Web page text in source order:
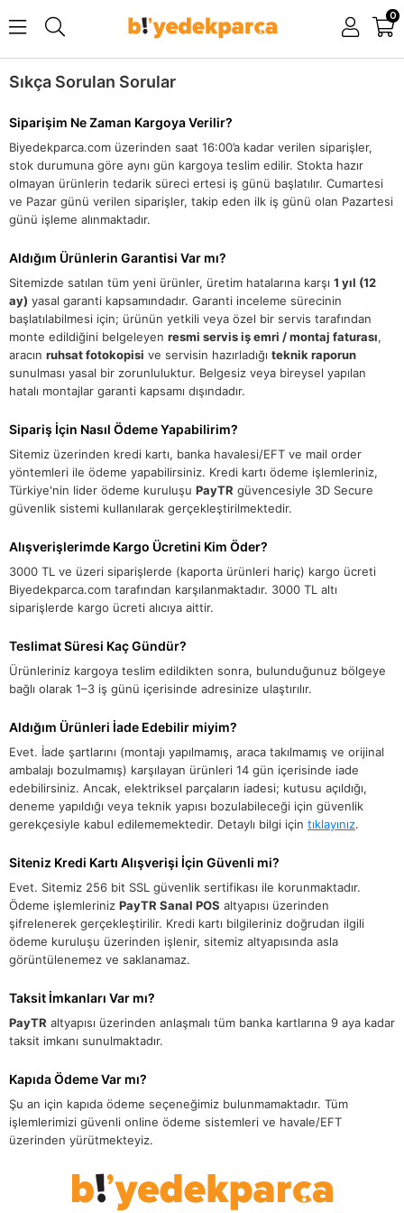
0
Sıkça Sorulan Sorular
Siparişim Ne Zaman Kargoya Verilir?
Biyedekparca.com üzerinden saat 16:00’a kadar verilen siparişler,
stok durumuna göre aynı gün kargoya teslim edilir. Stokta hazır
olmayan ürünlerin tedarik süreci ertesi iş günü başlatılır. Cumartesi
ve Pazar günü verilen siparişler, takip eden ilk iş günü olan Pazartesi
günü işleme alınmaktadır.
Aldığım Ürünlerin Garantisi Var mı?
Sitemizde satılan tüm yeni ürünler, üretim hatalarına karşı 1 yıl (12
ay) yasal garanti kapsamındadır. Garanti inceleme sürecinin
başlatılabilmesi için; ürünün yetkili veya özel bir servis tarafından
monte edildiğini belgeleyen resmi servis iş emri / montaj faturası,
aracın ruhsat fotokopisi ve servisin hazırladığı teknik raporun
sunulması yasal bir zorunluluktur. Belgesiz veya bireysel yapılan
hatalı montajlar garanti kapsamı dışındadır.
Sipariş İçin Nasıl Ödeme Yapabilirim?
Sitemiz üzerinden kredi kartı, banka havalesi/EFT ve mail order
yöntemleri ile ödeme yapabilirsiniz. Kredi kartı ödeme işlemleriniz,
Türkiye'nin lider ödeme kuruluşu PayTR güvencesiyle 3D Secure
güvenlik sistemi kullanılarak gerçekleştirilmektedir.
Alışverişlerimde Kargo Ücretini Kim Öder?
3000 TL ve üzeri siparişlerde (kaporta ürünleri hariç) kargo ücreti
Biyedekparca.com tarafından karşılanmaktadır. 3000 TL altı
siparişlerde kargo ücreti alıcıya aittir.
Teslimat Süresi Kaç Gündür?
Ürünleriniz kargoya teslim edildikten sonra, bulunduğunuz bölgeye
bağlı olarak 1–3 iş günü içerisinde adresinize ulaştırılır.
Aldığım Ürünleri İade Edebilir miyim?
Evet. İade şartlarını (montajı yapılmamış, araca takılmamış ve orijinal
ambalajı bozulmamış) karşılayan ürünleri 14 gün içerisinde iade
edebilirsiniz. Ancak, elektriksel parçaların iadesi; kutusu açıldığı,
deneme yapıldığı veya teknik yapısı bozulabileceği için güvenlik
gerekçesiyle kabul edilememektedir. Detaylı bilgi için tıklayınız.
Siteniz Kredi Kartı Alışverişi İçin Güvenli mi?
Evet. Sitemiz 256 bit SSL güvenlik sertifikası ile korunmaktadır.
Ödeme işlemleriniz PayTR Sanal POS altyapısı üzerinden
şifrelenerek gerçekleştirilir. Kredi kartı bilgileriniz doğrudan ilgili
ödeme kuruluşu üzerinden işlenir, sitemiz altyapısında asla
görüntülenemez ve saklanamaz.
Taksit İmkanları Var mı?
PayTR altyapısı üzerinden anlaşmalı tüm banka kartlarına 9 aya kadar
taksit imkanı sunulmaktadır.
Kapıda Ödeme Var mı?
Şu an için kapıda ödeme seçeneğimiz bulunmamaktadır. Tüm
işlemlerimizi güvenli online ödeme sistemleri ve havale/EFT
üzerinden yürütmekteyiz.